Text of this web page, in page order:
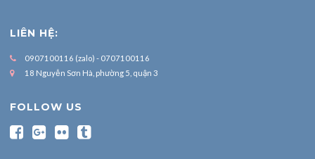
LIÊN HỆ:
0907100116 (zalo) - 0707100116
18 Nguyễn Sơn Hà, phường 5, quận 3
FOLLOW US